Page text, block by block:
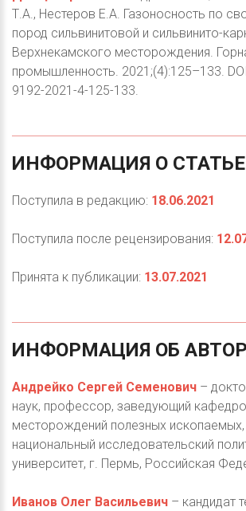
Т.А., Нестеров Е.А. Газоносность по
пород сильвинитовой и сильвинито-
Верхнекамского месторождения.
промышленность. 2021;(4):125–133.
9192-2021-4-125-133.
ИНФОРМАЦИЯ О СТАТЬЕ
Поступила в редакцию: 18.06.2021
Поступила после рецензирования:
Принята к публикации: 13.07.2021
ИНФОРМАЦИЯ ОБ
Андрейко Сергей Семенович –
наук, профессор, заведующий
месторождений полезных
национальный исследовательский
университет, г. Пермь, Российская
Иванов Олег Васильевич – кандидат